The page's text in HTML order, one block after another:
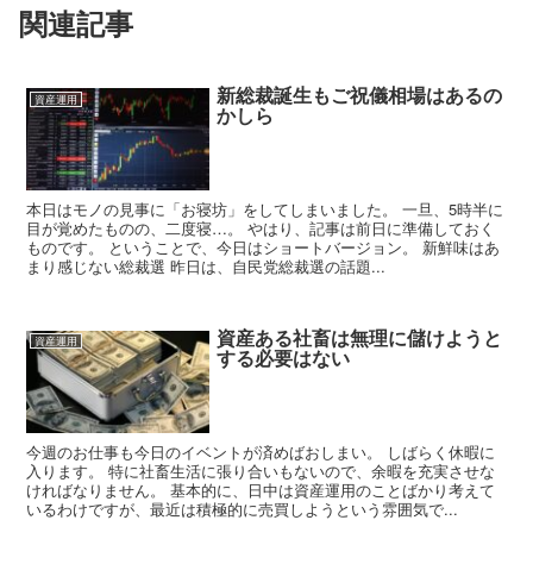
関連記事
資産運用 新総裁誕生もご祝儀相場はあるの
かしら
本日はモノの見事に「お寝坊」をしてしまいました。 一旦、5時半に
目が覚めたものの、二度寝…。 やはり、記事は前日に準備しておく
ものです。 ということで、今日はショートバージョン。 新鮮味はあ
まり感じない総裁選 昨日は、自民党総裁選の話題...
資産運用 資産ある社畜は無理に儲けようと
する必要はない
今週のお仕事も今日のイベントが済めばおしまい。 しばらく休暇に
入ります。 特に社畜生活に張り合いもないので、余暇を充実させな
ければなりません。 基本的に、日中は資産運用のことばかり考えて
いるわけですが、最近は積極的に売買しようという雰囲気で...